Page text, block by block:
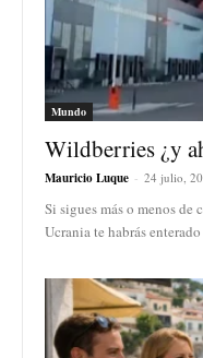
Mundo
Wildberries ¿y
Mauricio Luque - 24 julio,
Si sigues más o menos de
Ucrania te habrás